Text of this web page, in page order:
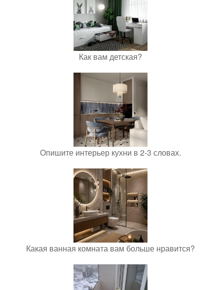
Как вам детская?
Опишите интерьер кухни в 2-3 словах.
Какая ванная комната вам больше нравится?